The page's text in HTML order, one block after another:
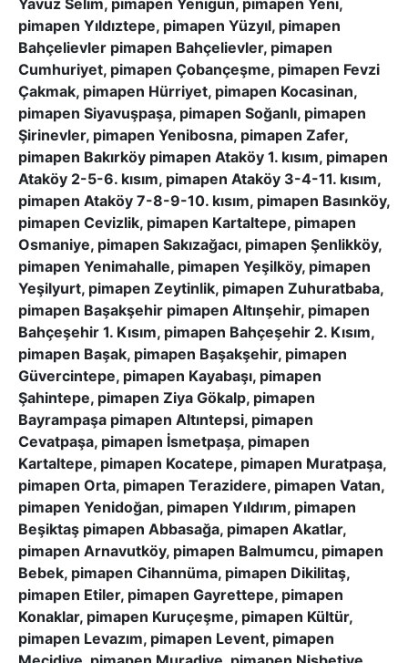
pimapen Yıldıztepe, pimapen Yüzyıl, pimapen
Bahçelievler pimapen Bahçelievler, pimapen
Cumhuriyet, pimapen Çobançeşme, pimapen Fevzi
Çakmak, pimapen Hürriyet, pimapen Kocasinan,
pimapen Siyavuşpaşa, pimapen Soğanlı, pimapen
Şirinevler, pimapen Yenibosna, pimapen Zafer,
pimapen Bakırköy pimapen Ataköy 1. kısım, pimapen
Ataköy 2-5-6. kısım, pimapen Ataköy 3-4-11. kısım,
pimapen Ataköy 7-8-9-10. kısım, pimapen Basınköy,
pimapen Cevizlik, pimapen Kartaltepe, pimapen
Osmaniye, pimapen Sakızağacı, pimapen Şenlikköy,
pimapen Yenimahalle, pimapen Yeşilköy, pimapen
Yeşilyurt, pimapen Zeytinlik, pimapen Zuhuratbaba,
pimapen Başakşehir pimapen Altınşehir, pimapen
Bahçeşehir 1. Kısım, pimapen Bahçeşehir 2. Kısım,
pimapen Başak, pimapen Başakşehir, pimapen
Güvercintepe, pimapen Kayabaşı, pimapen
Şahintepe, pimapen Ziya Gökalp, pimapen
Bayrampaşa pimapen Altıntepsi, pimapen
Cevatpaşa, pimapen İsmetpaşa, pimapen
Kartaltepe, pimapen Kocatepe, pimapen Muratpaşa,
pimapen Orta, pimapen Terazidere, pimapen Vatan,
pimapen Yenidoğan, pimapen Yıldırım, pimapen
Beşiktaş pimapen Abbasağa, pimapen Akatlar,
pimapen Arnavutköy, pimapen Balmumcu, pimapen
Bebek, pimapen Cihannüma, pimapen Dikilitaş,
pimapen Etiler, pimapen Gayrettepe, pimapen
Konaklar, pimapen Kuruçeşme, pimapen Kültür,
pimapen Levazım, pimapen Levent, pimapen